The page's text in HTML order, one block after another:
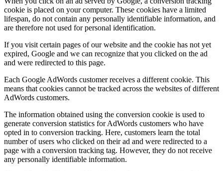
cookie is placed on your computer. These cookies have a limited
lifespan, do not contain any personally identifiable information, and
are therefore not used for personal identification.
If you visit certain pages of our website and the cookie has not yet
expired, Google and we can recognize that you clicked on the ad
and were redirected to this page.
Each Google AdWords customer receives a different cookie. This
means that cookies cannot be tracked across the websites of different
AdWords customers.
The information obtained using the conversion cookie is used to
generate conversion statistics for AdWords customers who have
opted in to conversion tracking. Here, customers learn the total
number of users who clicked on their ad and were redirected to a
page with a conversion tracking tag. However, they do not receive
any personally identifiable information.